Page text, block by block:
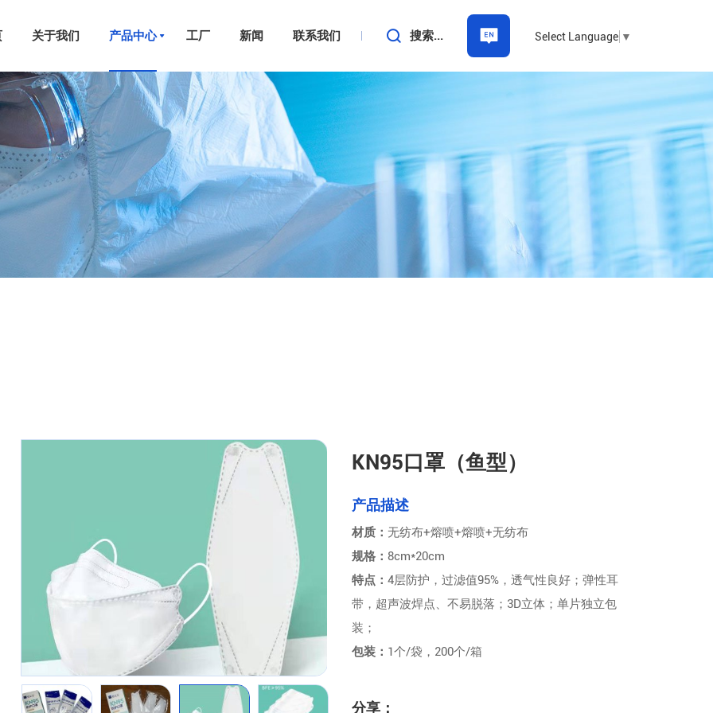
关于我们 产品中心 工厂 新闻 联系我们 搜索... Select Language ▼
KN95口罩（鱼型）
产品描述
材质：无纺布+熔喷+熔喷+无纺布
规格：8cm*20cm
特点：4层防护，过滤值95%，透气性良好；弹性耳
带，超声波焊点、不易脱落；3D立体；单片独立包
装；
包装： 1个/袋，200个/箱
分享：